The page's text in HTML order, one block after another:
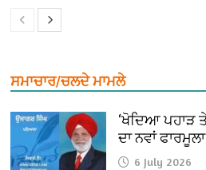
ਸਮਾਚਾਰ/ਚਲਦੇ ਮਾਮਲੇ
‘ਖੋਦਿਆ ਪਹਾੜ
ਦਾ ਨਵਾਂ
6 July 2026